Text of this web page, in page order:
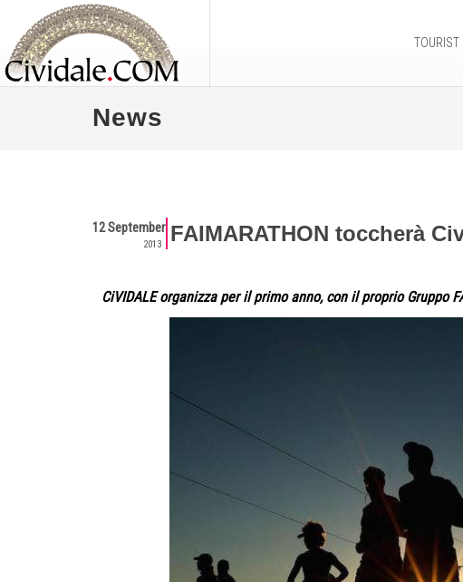
TOURIST
News
12 September
2013 FAIMARATHON toccherà
CiVIDALE organizza per il primo anno, con il proprio Gruppo